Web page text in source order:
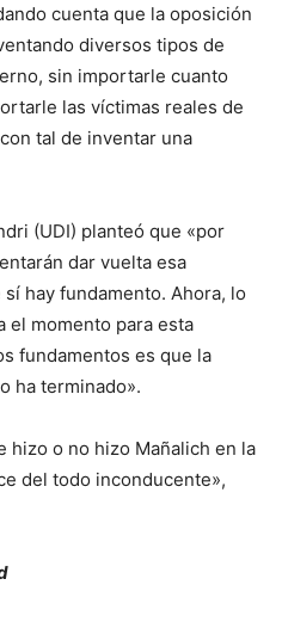
cuenta que la oposición
diversos tipos de
sin importarle cuanto
las víctimas reales de
tal de inventar una
(UDI) planteó que «por
dar vuelta esa
hay fundamento. Ahora, lo
el momento para esta
fundamentos es que la
ha terminado».
hizo o no hizo Mañalich en la
del todo inconducente»,